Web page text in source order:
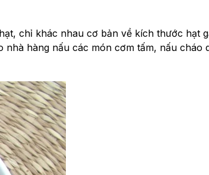
chỉ khác nhau cơ bản về kích thước hạt
hàng nấu các món cơm tấm, nấu cháo